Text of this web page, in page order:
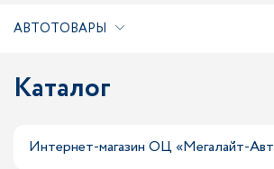
АВТОТОВАРЫ
Каталог
Интернет-магазин ОЦ «Мегалайт-